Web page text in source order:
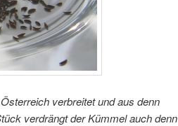
verbreitet und aus denn
verdrängt der Kümmel auch denn